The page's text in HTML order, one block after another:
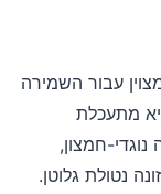
עבור השמירה
מתעכלת
חמצון,
נטולת גלוטן.